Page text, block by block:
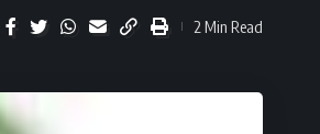
2 Min Read